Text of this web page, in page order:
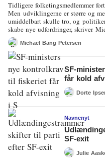
Tidligere folketingsmedlemmer
Men udviklingerne er større og
umiddelbart skulle tro, og
skabe nye udfordringer, skriver
Michael Bang Petersen
SF-
får kold
Dorte
Navnenyt
SF-exit
Julie